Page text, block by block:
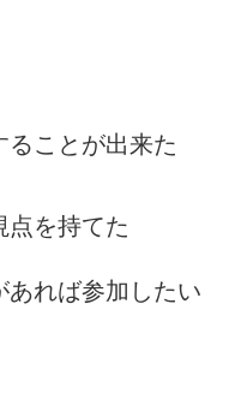
ることが出来た
点を持てた
あれば参加したい